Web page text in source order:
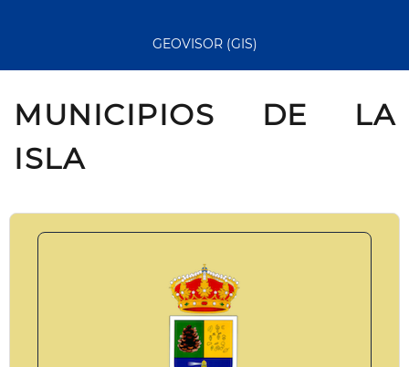
GEOVISOR (GIS)
MUNICIPIOS DE LA
ISLA